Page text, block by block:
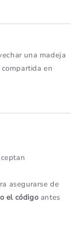
una madeja
en
asegurarse de
el códigoantes